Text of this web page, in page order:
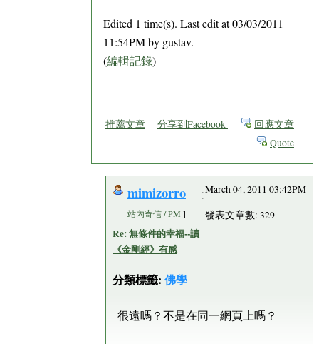
Edited 1 time(s). Last edit at 03/03/2011
11:54PM by gustav.
(編輯記錄)
推薦文章 分享到Facebook
回應文章
Quote
mimizorro
[
站內寄信 / PM ]
Re: 無條件的幸福--讀
《金剛經》有感
分類標籤: 佛學
March 04, 2011 03:42PM
發表文章數: 329
很遠嗎？不是在同一網頁上嗎？